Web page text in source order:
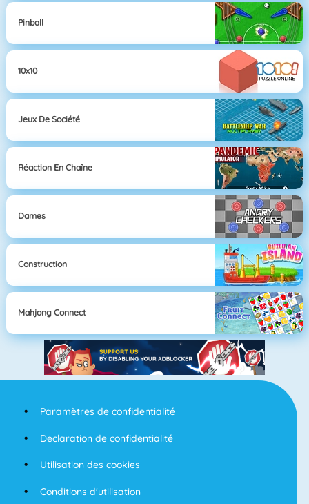
Pinball
10x10
Jeux De Société
Réaction En Chaîne
Dames
Construction
Mahjong Connect
Paramètres de confidentialité
Declaration de confidentialité
Utilisation des cookies
Conditions d'utilisation